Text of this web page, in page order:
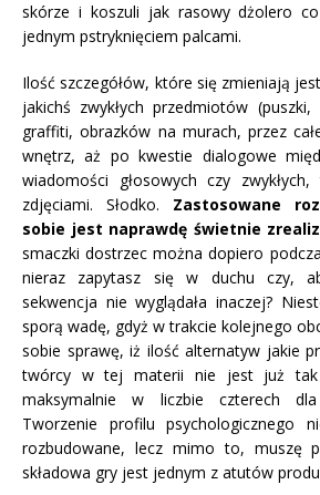
skórze i koszuli jak rasowy dżolero
jednym pstryknięciem palcami.
Ilość szczegółów, które się zmieniają
jakichś zwykłych przedmiotów
graffiti, obrazków na murach, przez
wnętrz, aż po kwestie dialogowe
wiadomości głosowych czy
zdjęciami. Słodko. Zastosowane
sobie jest naprawdę świetnie
smaczki dostrzec można dopiero
nieraz zapytasz się w duchu czy,
sekwencja nie wyglądała inaczej?
sporą wadę, gdyż w trakcie kolejnego
sobie sprawę, iż ilość alternatyw jakie
twórcy w tej materii nie jest już
maksymalnie w liczbie czterech
Tworzenie profilu psychologicznego
rozbudowane, lecz mimo to, muszę
składowa gry jest jednym z atutów